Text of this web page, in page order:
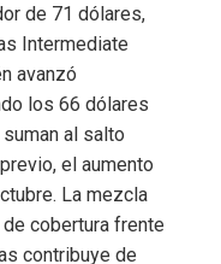
de 71 dólares,
Intermediate
avanzó
los 66 dólares
al salto
el aumento
La mezcla
cobertura frente
contribuye de